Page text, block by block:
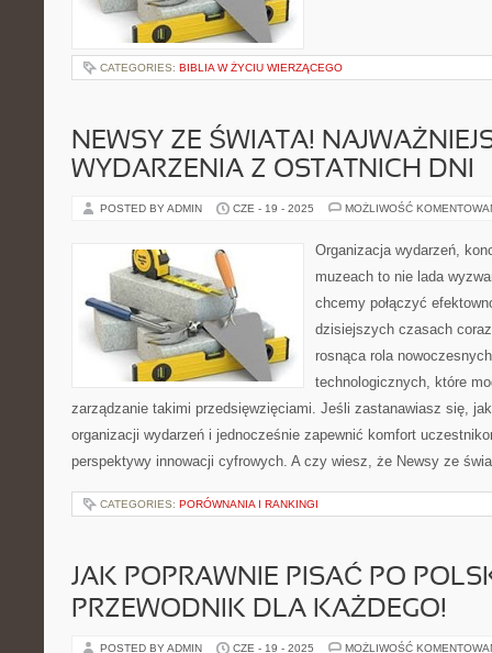
CATEGORIES: BIBLIA W ŻYCIU WIERZĄCEGO
NEWSY ZE ŚWIATA!
WYDARZENIA Z OSTATNICH DNI
POSTED BY ADMIN CZE - 19 - 2025 MOŻLIWOŚĆ
Organizacja wydarzeń,
muzeach to nie lada
chcemy połączyć
dzisiejszych czasach
rosnąca rola
technologicznych, które
zarządzanie takimi przedsięwzięciami. Jeśli zastanawiasz się,
organizacji wydarzeń i jednocześnie zapewnić komfort
perspektywy innowacji cyfrowych. A czy wiesz, że Newsy ze
CATEGORIES: PORÓWNANIA I RANKINGI
JAK POPRAWNIE PISAĆ PO
PRZEWODNIK DLA KAŻDEGO!
POSTED BY ADMIN CZE - 19 - 2025 MOŻLIWOŚĆ